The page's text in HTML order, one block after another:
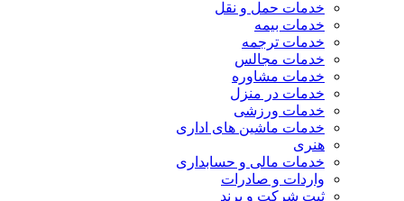
خدمات حمل و نقل
خدمات بیمه
خدمات ترجمه
خدمات مجالس
خدمات مشاوره
خدمات در منزل
خدمات ورزشی
خدمات ماشین های اداری
هنری
خدمات مالی و حسابداری
واردات و صادرات
ثبت شرکت و برند